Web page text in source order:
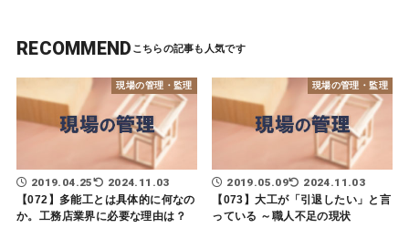
RECOMMEND
現場の管理・監理
2019.04.25
2024.11.03
【072】多能工とは具体的に何なの
か。工務店業界に必要な理由は？
現場の管理・監理
2019.05.09
2024.11.03
【073】大工が「引退したい」と言
っている ～職人不足の現状